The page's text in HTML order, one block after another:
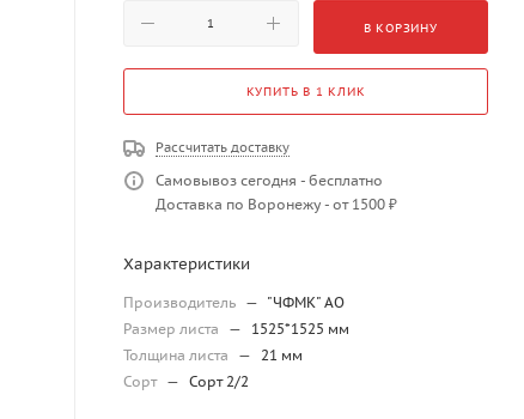
В КОРЗИНУ
КУПИТЬ В 1 КЛИК
Рассчитать доставку
Самовывоз сегодня - бесплатно
Доставка по Воронежу - от 1500 ₽
Характеристики
Производитель — "ЧФМК" АО
Размер листа
—
1525*1525 мм
Толщина листа
— 21 мм
Сорт — Сорт 2/2